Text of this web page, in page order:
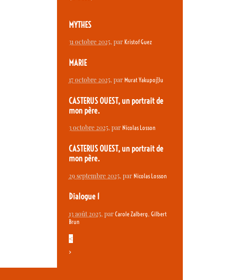
MYTHES
31 octobre 2025, par Kristof Guez
MARIE
17 octobre 2025, par Murat Yakupoğlu
CASTERUS OUEST, un portrait de
mon père.
3 octobre 2025, par Nicolas Losson
CASTERUS OUEST, un portrait de
mon père.
29 septembre 2025, par Nicolas Losson
Dialogue 1
13 août 2025, par Carole Zalberg, Gilbert
Brun
<
>